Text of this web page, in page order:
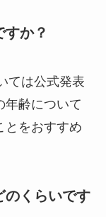
か？
ては公式発表
年齢について
とをおすすめ
のくらいです